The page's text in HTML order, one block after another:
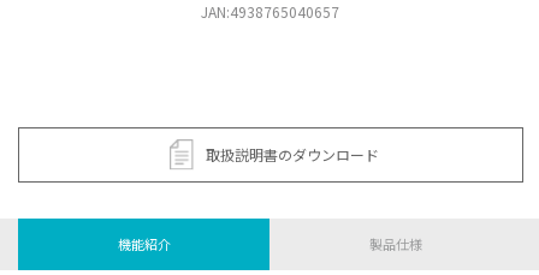
取扱説明書のダウンロード
JAN:4938765040657
機能紹介 製品仕様